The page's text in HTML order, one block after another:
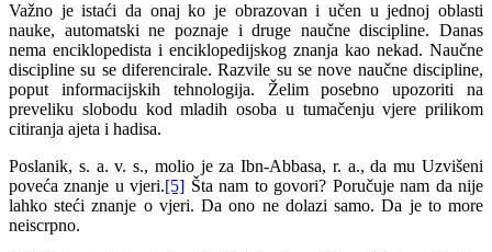
Važno je istaći da onaj ko je obrazovan i učen u jednoj oblasti
nauke, automatski ne poznaje i druge naučne discipline. Danas
nema enciklopedista i enciklopedijskog znanja kao nekad. Naučne
discipline su se diferencirale. Razvile su se nove naučne discipline,
poput informacijskih tehnologija. Želim posebno upozoriti na
preveliku slobodu kod mladih osoba u tumačenju vjere prilikom
citiranja ajeta i hadisa.
Poslanik, s. a. v. s., molio je za Ibn-Abbasa, r. a., da mu Uzvišeni
poveća znanje u vjeri.[5] Šta nam to govori? Poručuje nam da nije
lahko steći znanje o vjeri. Da ono ne dolazi samo. Da je to more
neiscrpno.